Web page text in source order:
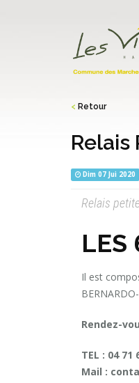
< Retour
Relais
Dim 07 Jui 2020
Relais
LES
Il est
Rendez-
TEL : 04
Mail :